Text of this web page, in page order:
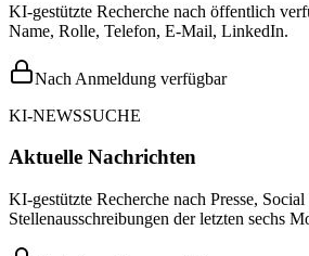
KI-gestützte Recherche nach öffentlich
Name, Rolle, Telefon, E-Mail, LinkedIn.
Nach Anmeldung verfügbar
KI-NEWSSUCHE
Aktuelle Nachrichten
KI-gestützte Recherche nach Presse,
Stellenausschreibungen der letzten sechs